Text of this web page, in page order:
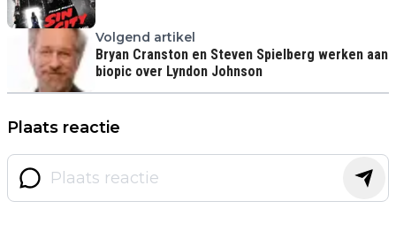
Volgend artikel
Bryan Cranston en Steven Spielberg werken aan
biopic over Lyndon Johnson
Plaats reactie